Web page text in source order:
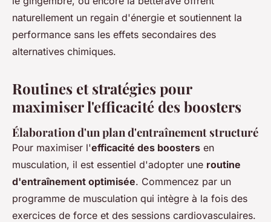
naturellement un regain d'énergie et soutiennent la
performance sans les effets secondaires des
alternatives chimiques.
Routines et stratégies pour
maximiser l'efficacité des boosters
Élaboration d'un plan d'entraînement structuré
Pour maximiser l'efficacité des boosters en
musculation, il est essentiel d'adopter une routine
d'entraînement optimisée. Commencez par un
programme de musculation qui intègre à la fois des
exercices de force et des sessions cardiovasculaires.